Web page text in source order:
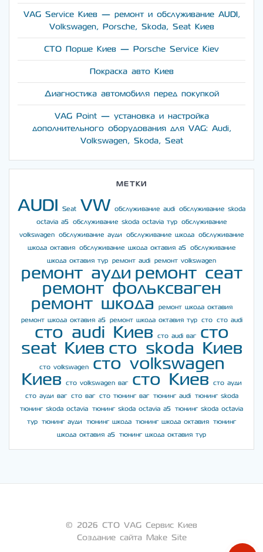
VAG Service Киев — ремонт и обслуживание AUDI,
Volkswagen, Porsche, Skoda, Seat Киев
СТО Порше Киев — Porsche Service Kiev
Покраска авто Киев
Диагностика автомобиля перед покупкой
VAG Point — установка и настройка
дополнительного оборудования для VAG: Audi,
Volkswagen, Skoda, Seat
МЕТКИ
AUDI Seat VW обслуживание audi
обслуживание skoda
octavia a5
обслуживание skoda octavia тур
обслуживание
volkswagen
обслуживание ауди обслуживание шкода
обслуживание
шкода октавия
обслуживание шкода октавия а5
обслуживание
шкода октавия тур
ремонт audi ремонт volkswagen
ремонт ауди ремонт сеат
ремонт фольксваген
ремонт шкода
ремонт шкода октавия
ремонт шкода октавия а5
ремонт шкода октавия тур сто сто audi
сто audi Киев сто audi ваг
сто
seat Киев сто skoda Киев
сто volkswagen
сто volkswagen
Киев
сто volkswagen ваг сто Киев
сто ауди
сто ауди ваг
сто ваг сто тюнинг ваг тюнинг audi
тюнинг skoda
тюнинг skoda octavia
тюнинг skoda octavia a5
тюнинг skoda octavia
тур
тюнинг ауди тюнинг шкода тюнинг шкода октавия
тюнинг
шкода октавия а5
тюнинг шкода октавия тур
© 2026 СТО VAG Сервис Киев
Создание сайта Make Site